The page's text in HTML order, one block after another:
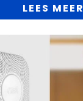
LEES MEER